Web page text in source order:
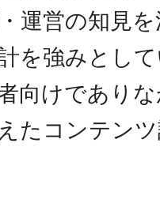
運営の知見
を強みとし
向けであり
たコンテン